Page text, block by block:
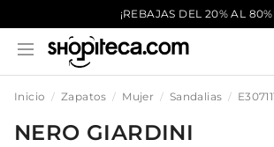
¡REBAJAS DEL 20% AL 80%!
Inicio Zapatos Mujer Sandalias
NERO GIARDINI